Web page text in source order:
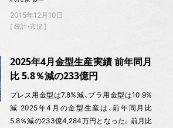
2015年12月10日
統計・市況
2025年4月金型生産実績 前年同月
比 5.8％減の233億円
プレス用金型は7.8%減、プラ用金型は10.9%
減 2025年4月の金型生産は、前年同月比
5.8％減の233億4,284万円となった。前月比